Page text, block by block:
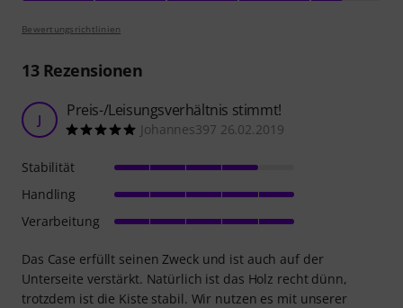
Bewertungsrichtlinien
13Rezensionen
J Preis-/Leisungsverhältnis stimmt!
Johannes397 26.02.2019
Das Case erfüllt seinen Zweck und ist auch auf der
Unterseite verstärkt. Natürlich ist das Holz recht dünn,
trotzdem ist die Kiste stabil. Wir nutzen es mit unserer
Stabilität
Handling
Verarbeitung